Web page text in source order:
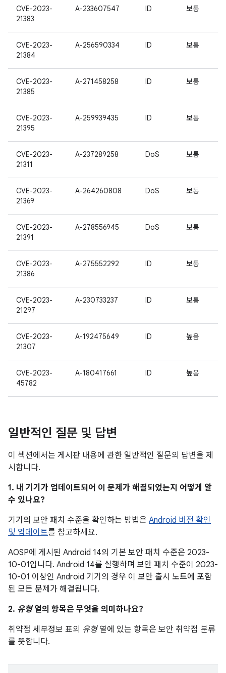
CVE-2023-
21383
A-233607547 ID 보통
CVE-2023-
21384
A-256590334 ID 보통
CVE-2023-
21385
A-271458258 ID 보통
CVE-2023-
21395
A-259939435 ID 보통
CVE-2023-
21311
A-237289258 DoS 보통
CVE-2023-
21369
A-264260808 DoS 보통
CVE-2023-
21391
A-278556945 DoS 보통
CVE-2023-
21386
A-275552292 ID 보통
CVE-2023-
21297
A-230733237 ID 보통
CVE-2023-
21307
A-192475649 ID 높음
CVE-2023-
45782
A-180417661 ID 높음
일반적인 질문 및 답변
이 섹션에서는 게시판 내용에 관한 일반적인 질문의 답변을 제
시합니다.
1. 내 기기가 업데이트되어 이 문제가 해결되었는지 어떻게 알
수 있나요?
기기의 보안 패치 수준을 확인하는 방법은 Android 버전 확인
및 업데이트를 참고하세요.
AOSP에 게시된 Android 14의 기본 보안 패치 수준은 2023-
10-01입니다. Android 14를 실행하며 보안 패치 수준이 2023-
10-01 이상인 Android 기기의 경우 이 보안 출시 노트에 포함
된 모든 문제가 해결됩니다.
2. 유형열의 항목은 무엇을 의미하나요?
취약점 세부정보 표의 유형열에 있는 항목은 보안 취약점 분류
를 뜻합니다.